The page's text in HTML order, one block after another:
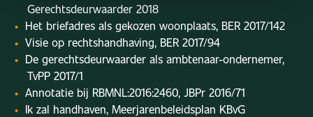
Gerechtsdeurwaarder 2018
Het briefadres als gekozen woonplaats, BER 2017/142
Visie op rechtshandhaving, BER 2017/94
De gerechtsdeurwaarder als ambtenaar-ondernemer,
TvPP 2017/1
Annotatie bij RBMNL:2016:2460, JBPr 2016/71
Ik zal handhaven, Meerjarenbeleidsplan KBvG